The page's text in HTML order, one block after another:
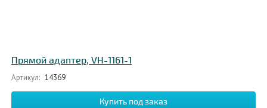
Прямой адаптер, VH-1161-1
Артикул: 14369